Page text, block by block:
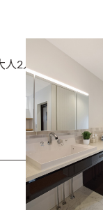
2人横に並んで